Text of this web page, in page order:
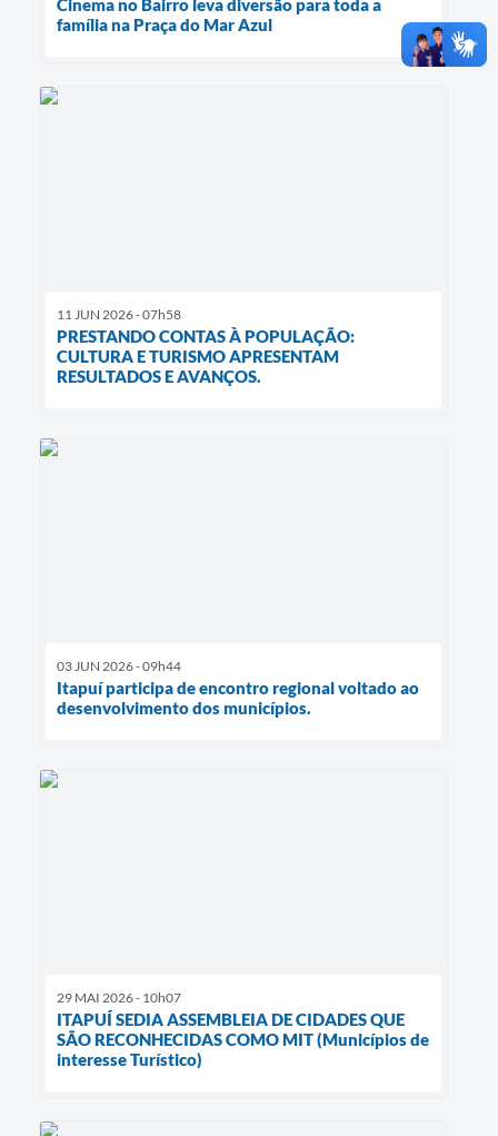
família na Praça do Mar Azul
11 JUN 2026 - 07h58
PRESTANDO CONTAS À POPULAÇÃO:
CULTURA E TURISMO APRESENTAM
RESULTADOS E AVANÇOS.
03 JUN 2026 - 09h44
Itapuí participa de encontro regional voltado ao
desenvolvimento dos municípios.
29 MAI 2026 - 10h07
ITAPUÍ SEDIA ASSEMBLEIA DE CIDADES QUE
SÃO RECONHECIDAS COMO MIT (Municípios de
interesse Turístico)